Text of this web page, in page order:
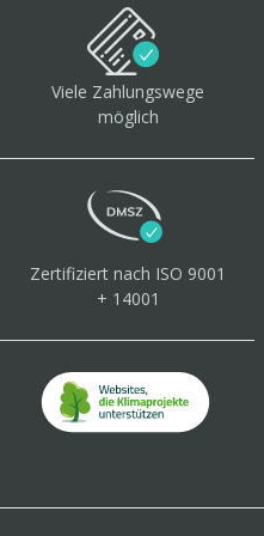
Viele Zahlungswege
möglich
Zertifiziert nach ISO 9001
+ 14001